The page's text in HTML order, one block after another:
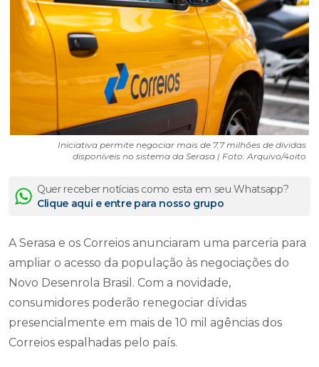
Iniciativa permite negociar mais de 7,7 milhões de dívidas
disponíveis no sistema da Serasa | Foto: Arquivo/4oito
Quer receber notícias como esta em seu Whatsapp?
Clique aqui e entre para nosso grupo
A Serasa e os Correios anunciaram uma parceria para
ampliar o acesso da população às negociações do
Novo Desenrola Brasil. Com a novidade,
consumidores poderão renegociar dívidas
presencialmente em mais de 10 mil agências dos
Correios espalhadas pelo país.